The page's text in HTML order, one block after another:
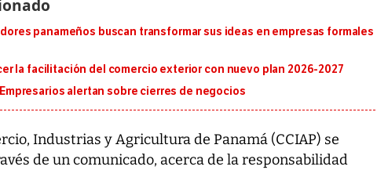
panameños buscan transformar sus ideas en empresas formales
la facilitación del comercio exterior con nuevo plan 2026-2027
alertan sobre cierres de negocios
Industrias y Agricultura de Panamá (CCIAP) se
de un comunicado, acerca de la responsabilidad
emergencia de gran...